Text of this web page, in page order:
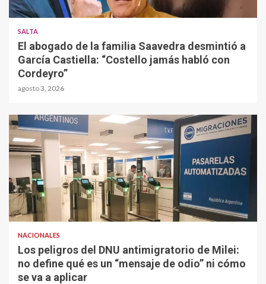
SALTA
El abogado de la familia Saavedra desmintió a
García Castiella: “Costello jamás habló con
Cordeyro”
agosto 3, 2026
NACIONALES
Los peligros del DNU antimigratorio de Milei:
no define qué es un “mensaje de odio” ni cómo
se va a aplicar